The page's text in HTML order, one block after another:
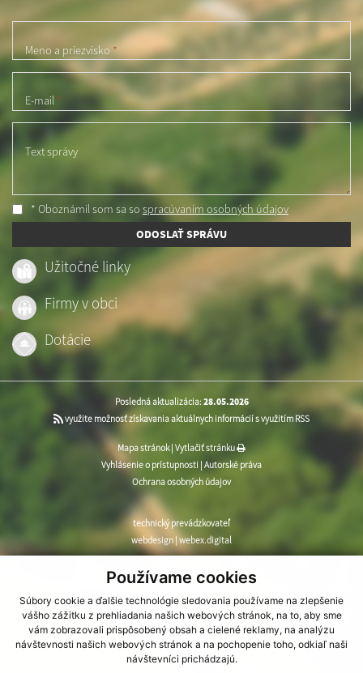
Používame cookies
Súbory cookie a ďalšie technológie sledovania používame na zlepšenie
vášho zážitku z prehliadania našich webových stránok, na to, aby sme
vám zobrazovali prispôsobený obsah a cielené reklamy, na analýzu
návštevnosti našich webových stránok a na pochopenie toho, odkiaľ naši
návštevníci prichádzajú.
Meno a priezvisko *
E-mail *
Text správy
* Oboznámil som sa so spracúvaním osobných údajov
ODOSLAŤ SPRÁVU
Užitočné linky
Firmy v obci
Dotácie
Posledná aktualizácia: 28.05.2026
využite možnosť získavania aktuálnych informácií s využitím RSS
Mapa stránok| Vytlačiť stránku
Vyhlásenie o prístupnosti Autorské práva
Ochrana osobných údajov
technický prevádzkovateľ
webdesign webex.digital
CMS systém (redakčný) systém ECHELON 2
webhosting
,webex.digital, domény, registrácia domény
spoločnosť webex.digital